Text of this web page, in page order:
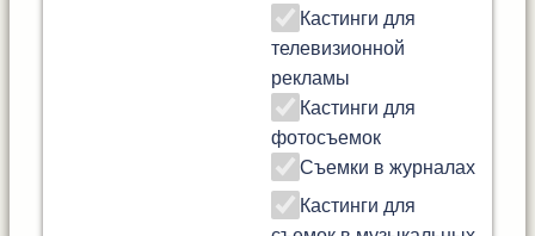
Кастинги для
телевизионной
рекламы
Кастинги для
фотосъемок
Съемки в журналах
Кастинги для